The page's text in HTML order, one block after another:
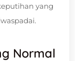
yang
Normal